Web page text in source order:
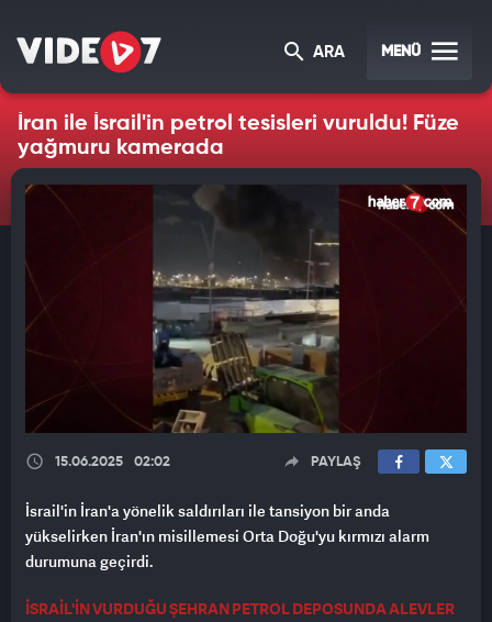
ARA MENÜ
İran ile İsrail'in petrol tesisleri vuruldu! Füze
yağmuru kamerada
15.06.2025 02:02 PAYLAŞ
İsrail'in İran'a yönelik saldırıları ile tansiyon bir anda
yükselirken İran'ın misillemesi Orta Doğu'yu kırmızı alarm
durumuna geçirdi.
İSRAİL'İN VURDUĞU ŞEHRAN PETROL DEPOSUNDA ALEVLER